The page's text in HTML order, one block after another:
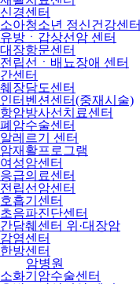
신경센터
소아청소년 정신건강센터
유방ㆍ갑상선암 센터
대장항문센터
전립선ㆍ배뇨장애 센터
간센터
췌장담도센터
인터벤션센터(중재시술)
항암방사선치료센터
폐암수술센터
알레르기 센터
암재활프로그램
여성암센터
응급의료센터
전립선암센터
호흡기센터
초음파진단센터
간담췌센터 위·대장암
감염센터
한방센터
암병원
소화기암수술센터